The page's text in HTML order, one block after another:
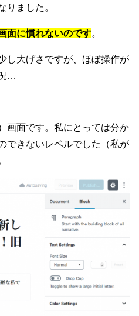
りました。
面に慣れないのです。
し大げさですが、ほぼ操作が
…
画面です。私にとっては分か
できないレベルでした（私が